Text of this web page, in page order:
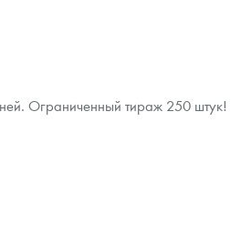
Ограниченный тираж 250 штук!